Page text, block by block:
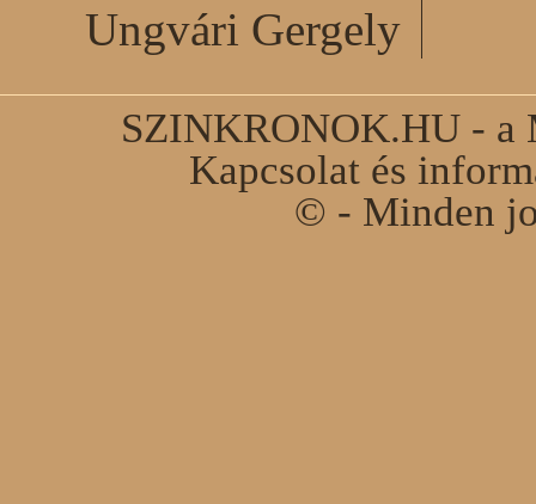
Ungvári Gergely
SZINKRONOK.HU - a
Kapcsolat és
© - Minden